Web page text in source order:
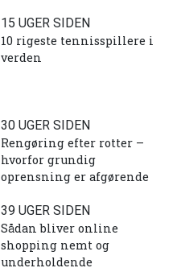
15 UGER SIDEN
10 rigeste tennisspillere i
verden
30 UGER SIDEN
Rengøring efter rotter –
hvorfor grundig
oprensning er afgørende
39 UGER SIDEN
Sådan bliver online
shopping nemt og
underholdende